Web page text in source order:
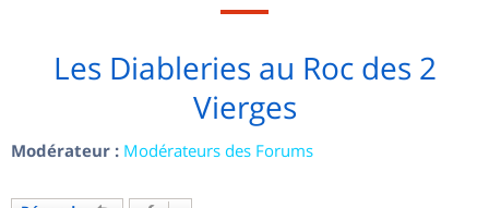
Les Diableries au Roc des 2
Vierges
Modérateur : Modérateurs des Forums